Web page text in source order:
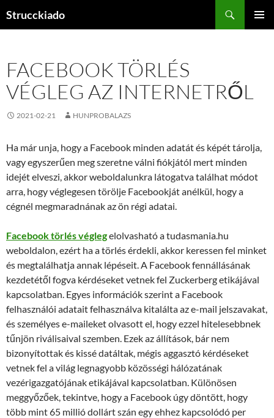
Strucckiado
FACEBOOK TÖRLÉS
VÉGLEG AZ INTERNETRŐL
2021-02-21 HUNPROBALAZS
Ha már unja, hogy a Facebook minden adatát és képét tárolja,
vagy egyszerűen meg szeretne válni fiókjától mert minden
idejét elveszi, akkor weboldalunkra látogatva találhat módot
arra, hogy véglegesen törölje Facebookját anélkül, hogy a
cégnél megmaradnának az ön régi adatai.
Facebook törlés véglegelolvasható a tudasmania.hu
weboldalon, ezért ha a törlés érdekli, akkor keressen fel minket
és megtalálhatja annak lépéseit. A Facebook fennállásának
kezdetétől fogva kérdéseket vetnek fel Zuckerberg etikájával
kapcsolatban. Egyes információk szerint a Facebook
felhasználói adatait felhasználva kitalálta az e-mail jelszavakat,
és személyes e-maileket olvasott el, hogy ezzel hitelesebbnek
tűnjön riválisaival szemben. Ezek az állítások, bár nem
bizonyítottak és kissé datáltak, mégis aggasztó kérdéseket
vetnek fel a világ legnagyobb közösségi hálózatának
vezérigazgatójának etikájával kapcsolatban. Különösen
meggyőzőek, tekintve, hogy a Facebook úgy döntött, hogy
több mint 65 millió dollárt szán egy ehhez kapcsolódó per